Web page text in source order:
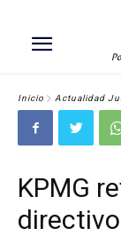
Inicio Actualidad
KPMG